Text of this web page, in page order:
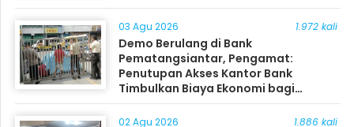
03 Agu 2026 1.972 kali
Demo Berulang di Bank
Pematangsiantar, Pengamat:
Penutupan Akses Kantor Bank
Timbulkan Biaya Ekonomi bagi
Masyarakat
02 Agu 2026 1.886 kali